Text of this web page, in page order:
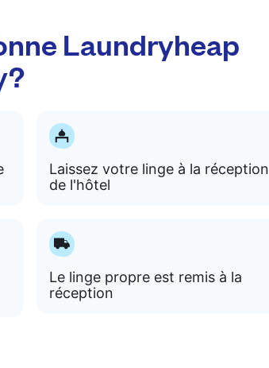
Laundryheap
Laissez votre linge à la réception
de l'hôtel
Le linge propre est remis à la
réception